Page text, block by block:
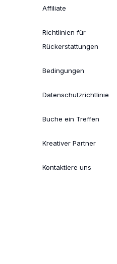
Affiliate
Richtlinien für
Rückerstattungen
Bedingungen
Datenschutzrichtlinie
Buche ein Treffen
Kreativer Partner
Kontaktiere uns